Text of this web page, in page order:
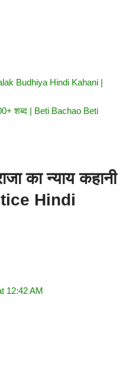
Budhiya Hindi Kahani |
शब्द | Beti Bachao Beti
का न्याय कहानी
Hindi
12:42 AM